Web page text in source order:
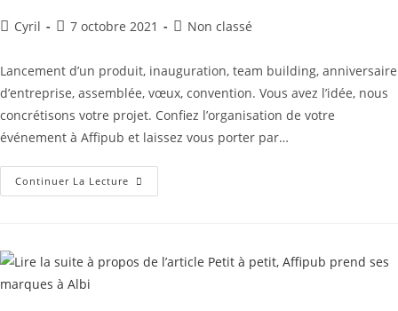
Cyril 7 octobre 2021 Non classé
Lancement d’un produit, inauguration, team building, anniversaire
d’entreprise, assemblée, vœux, convention. Vous avez l’idée, nous
concrétisons votre projet. Confiez l’organisation de votre
événement à Affipub et laissez vous porter par…
Continuer La Lecture